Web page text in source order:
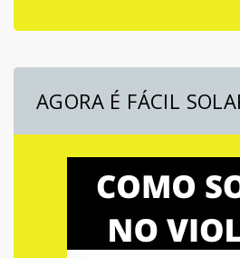
AGORA É FÁCIL